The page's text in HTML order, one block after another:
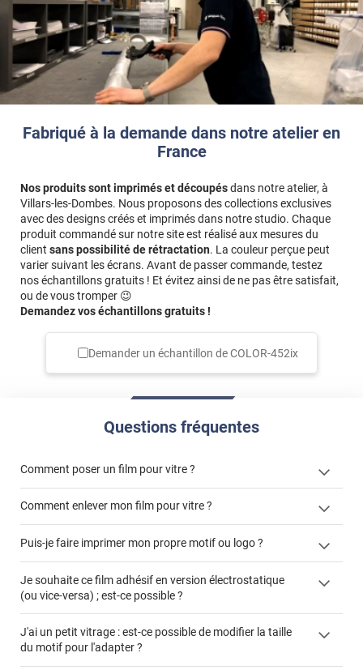
Fabriqué à la demande dans notre atelier en
France
Nos produits sont imprimés et découpésdans notre atelier, à
Villars-les-Dombes. Nous proposons des collections exclusives
avec des designs créés et imprimés dans notre studio. Chaque
produit commandé sur notre site est réalisé aux mesures du
client sans possibilité de rétractation. La couleur perçue peut
varier suivant les écrans. Avant de passer commande, testez
nos échantillons gratuits ! Et évitez ainsi de ne pas être satisfait,
ou de vous tromper 😉
Demandez vos échantillons gratuits !
Demander un échantillon deCOLOR-452ix
Questions fréquentes
Comment poser un film pour vitre ?
cet article
demander un devis de pose
Comment enlever mon film pour vitre ?
enlever et stocker
votre film électrostatique pour vitre
Puis-je faire imprimer mon propre motif ou logo ?
personnaliser
Je souhaite ce film adhésif en version électrostatique
(ou vice-versa) ; est-ce possible ?
J'ai un petit vitrage : est-ce possible de modifier la taille
du motif pour l'adapter ?